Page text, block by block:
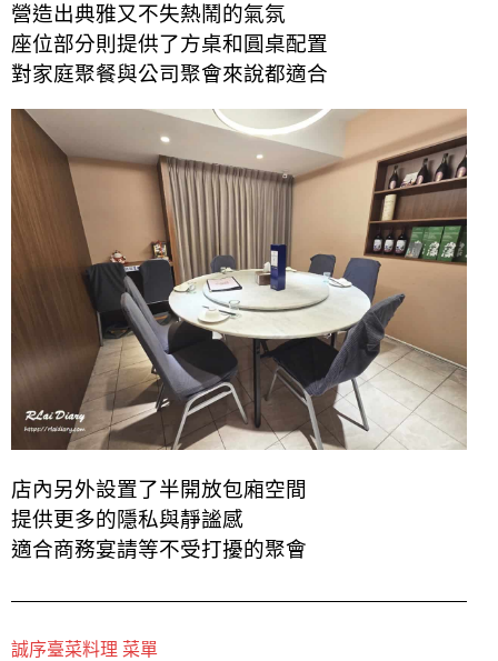
營造出典雅又不失熱鬧的氣氛
座位部分則提供了方桌和圓桌配置
對家庭聚餐與公司聚會來說都適合
店內另外設置了半開放包廂空間
提供更多的隱私與靜謐感
適合商務宴請等不受打擾的聚會
誠序臺菜料理 菜單